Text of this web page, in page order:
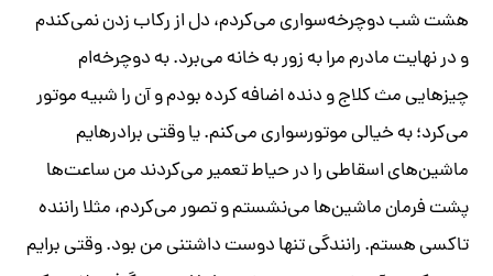
هشت شب دوچرخه‌سواری می‌کردم، دل از رکاب زدن نمی‌کندم
و در نهایت مادرم مرا به زور به خانه می‌برد. به دوچرخه‌ام
چیزهایی مث کلاج و دنده اضافه کرده بودم و آن را شبیه موتور
می‌کرد؛ به خیالی موتورسواری می‌کنم. یا وقتی برادرهایم
ماشین‌های اسقاطی را در حیاط تعمیر می‌کردند من ساعت‌ها
پشت فرمان ماشین‌ها می‌نشستم و تصور می‌کردم، مثلا راننده
تاکسی هستم. رانندگی تنها دوست داشتنی من بود. وقتی برایم